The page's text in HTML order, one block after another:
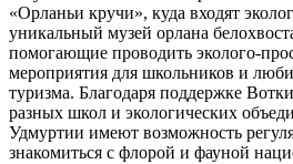
«Орланьи кручи», куда входят
уникальный музей орлана
помогающие проводить эколого-
мероприятия для школьников и
туризма. Благодаря поддержке
разных школ и экологических
Удмуртии имеют возможность
знакомиться с флорой и фауной